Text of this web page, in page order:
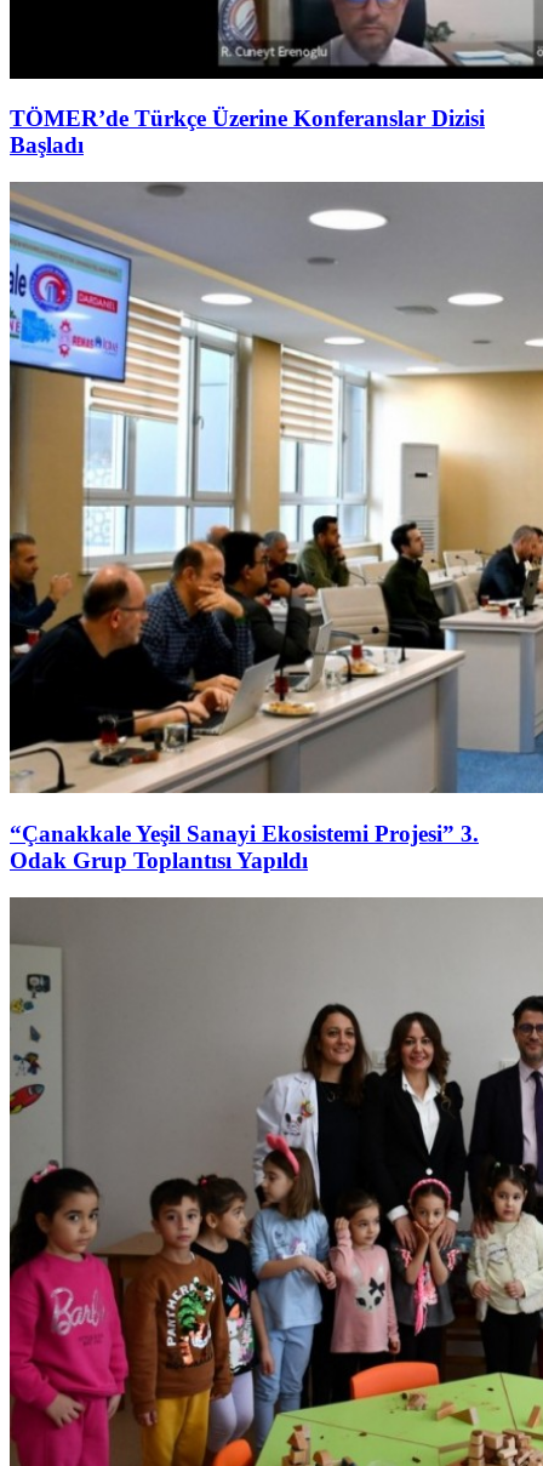
TÖMER’de Türkçe Üzerine Konferanslar Dizisi
Başladı
“Çanakkale Yeşil Sanayi Ekosistemi Projesi” 3.
Odak Grup Toplantısı Yapıldı